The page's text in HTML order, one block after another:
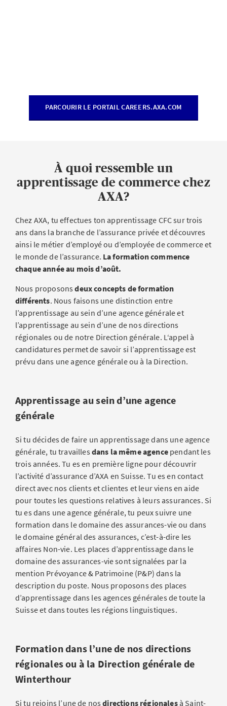
PARCOURIR LE PORTAIL CAREERS.AXA.COM
À quoi ressemble un
apprentissage de commerce chez
AXA?
Chez AXA, tu effectues ton apprentissage CFC sur trois
ans dans la branche de l’assurance privée et découvres
ainsi le métier d’employé ou d’employée de commerce et
le monde de l’assurance. La formation commence
chaque année au mois d’août.
Nous proposonsdeux concepts de formation
différents. Nous faisons une distinction entre
l’apprentissage au sein d’une agence générale et
l’apprentissage au sein d’une de nos directions
régionales ou de notre Direction générale. L‘appel à
candidatures permet de savoir si l’apprentissage est
prévu dans une agence générale ou à la Direction.
Apprentissage au sein d’une agence
générale
Si tu décides de faire un apprentissage dans une agence
générale, tu travailles dans la même agence pendant les
trois années. Tu es en première ligne pour découvrir
l’activité d’assurance d’AXA en Suisse. Tu es en contact
direct avec nos clients et clientes et leur viens en aide
pour toutes les questions relatives à leurs assurances. Si
tu es dans une agence générale, tu peux suivre une
formation dans le domaine des assurances-vie ou dans
le domaine général des assurances, c’est-à-dire les
affaires Non-vie. Les places d’apprentissage dans le
domaine des assurances-vie sont signalées par la
mention Prévoyance & Patrimoine (P&P) dans la
description du poste. Nous proposons des places
d’apprentissage dans les agences générales de toute la
Suisse et dans toutes les régions linguistiques.
Formation dans l’une de nos directions
régionales ou à la Direction générale de
Winterthour
Si tu rejoins l’une de nosdirections régionalesà Saint-